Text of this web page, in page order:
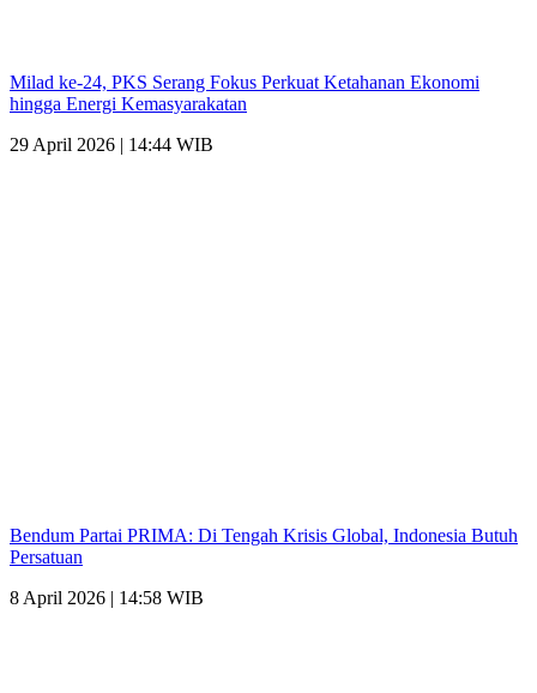
Milad ke-24, PKS Serang Fokus Perkuat Ketahanan Ekonomi
hingga Energi Kemasyarakatan
29 April 2026 | 14:44 WIB
Bendum Partai PRIMA: Di Tengah Krisis Global, Indonesia Butuh
Persatuan
8 April 2026 | 14:58 WIB